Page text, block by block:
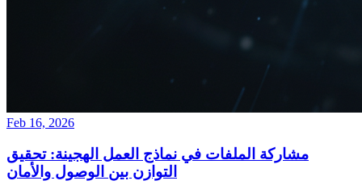
Feb 16, 2026
مشاركة الملفات في نماذج العمل الهجينة: تحقيق
التوازن بين الوصول والأمان